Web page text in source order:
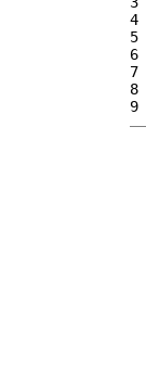
4
5
6
7
8
9